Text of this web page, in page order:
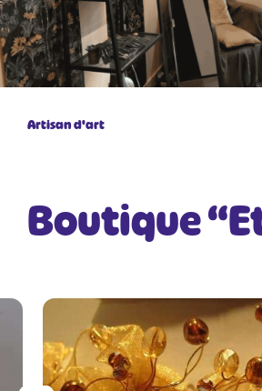
Artisan d'art
Boutique